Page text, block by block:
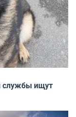
службы ищут